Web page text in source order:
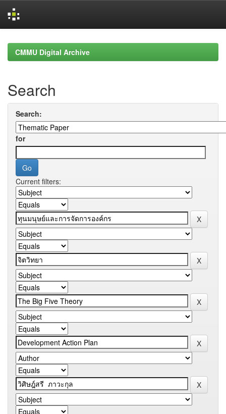
navigationCMMU Digital Archive
Search
Search:
for
Current filters: